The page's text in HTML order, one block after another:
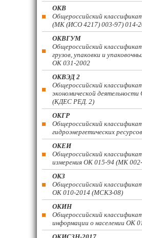
ОКВ
Общероссийский
(МК (ИСО 4217) 003-97) 014-
ОКВГУМ
Общероссийский
грузов, упаковки и
ОК 031-2002
ОКВЭД 2
Общероссийский
экономической
(КДЕС РЕД. 2)
ОКГР
Общероссийский
гидроэнергетических
ОКЕИ
Общероссийский
измерения ОК 015-94 (МК
ОКЗ
Общероссийский
ОК 010-2014 (МСКЗ-08)
ОКИН
Общероссийский
информации о населении ОК